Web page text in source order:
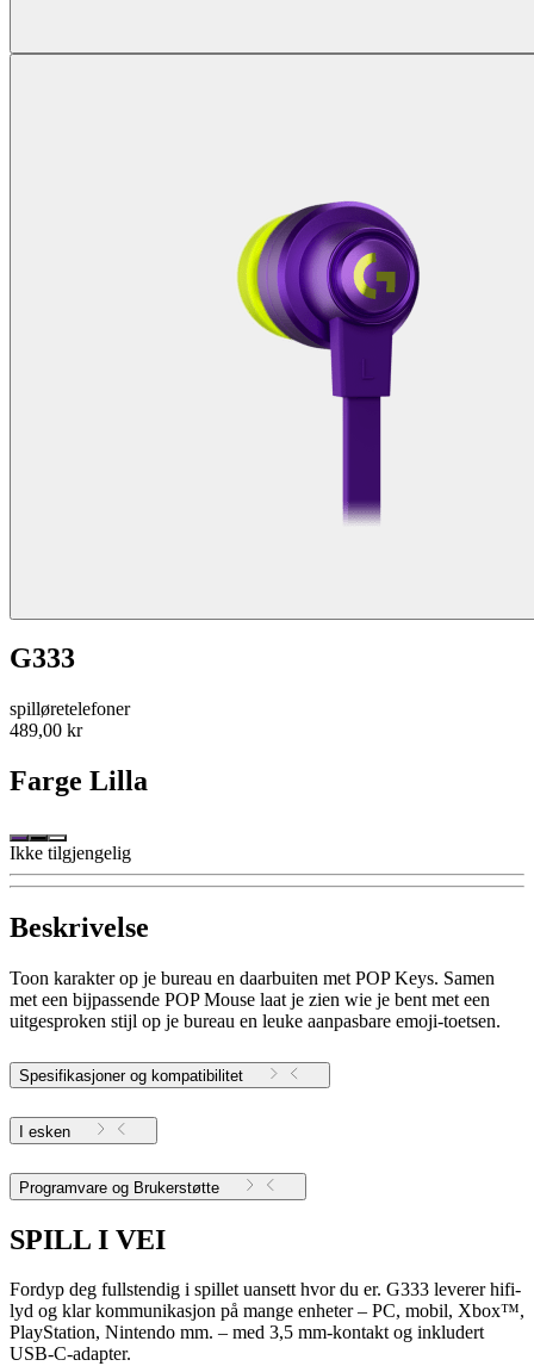
G333
spilløretelefoner
489,00 kr
Farge Lilla
Ikke tilgjengelig
Beskrivelse
Toon karakter op je bureau en daarbuiten met POP Keys. Samen
met een bijpassende POP Mouse laat je zien wie je bent met een
uitgesproken stijl op je bureau en leuke aanpasbare emoji-toetsen.
Spesifikasjoner og kompatibilitet
I esken
Programvare og Brukerstøtte
SPILL I VEI
Fordyp deg fullstendig i spillet uansett hvor du er. G333 leverer hifi-
lyd og klar kommunikasjon på mange enheter – PC, mobil, Xbox™,
PlayStation, Nintendo mm. – med 3,5 mm-kontakt og inkludert
USB-C-adapter.